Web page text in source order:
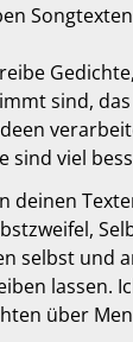
sind,
sind viel
deinen
selbst und
lassen.
über